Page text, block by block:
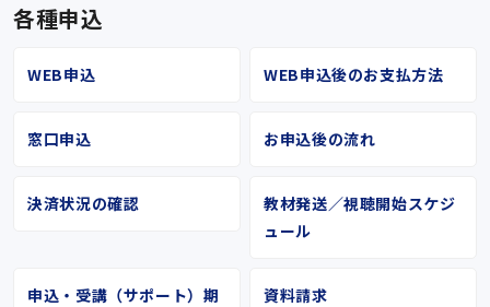
各種申込
WEB申込 WEB申込後のお支払方法
窓口申込 お申込後の流れ
決済状況の確認
教材発送／視聴開始スケジ
ュール
申込・受講（サポート）期
資料請求